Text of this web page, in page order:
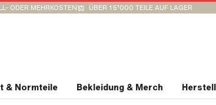
ODER MEHRKOSTEN ÜBER 15’000 TEILE AUF LAGER
& Normteile Bekleidung & Merch